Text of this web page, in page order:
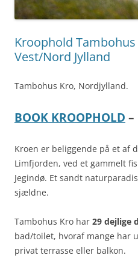
Kroophold
Vest/Nord Jylland
Tambohus Kro, Nordjylland.
BOOK KROOPHOLD –
Kroen er beliggende på et af
Limfjorden, ved et gammelt
Jegindø. Et sandt
sjældne.
Tambohus Kro har 29 dejlige
bad/toilet, hvoraf mange har
privat terrasse eller balkon.